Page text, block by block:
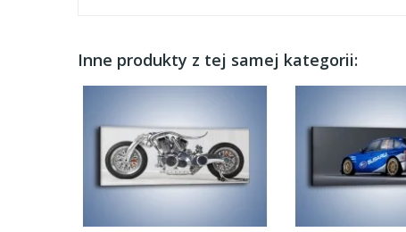
Inne produkty z tej samej kategorii: